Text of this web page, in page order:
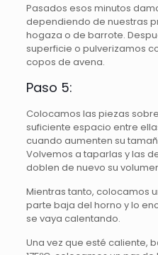
Pasados esos minutos
dependiendo de nuestras
hogaza o de barrote.
superficie o pulverizamos
copos de avena.
Paso 5:
Colocamos las piezas
suficiente espacio entre
cuando aumenten su
Volvemos a taparlas y las
doblen de nuevo su
Mientras tanto, colocamos
parte baja del horno y lo
se vaya calentando.
Una vez que esté caliente,